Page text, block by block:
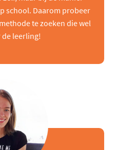
school. Daarom probeer
te zoeken die wel
leerling!